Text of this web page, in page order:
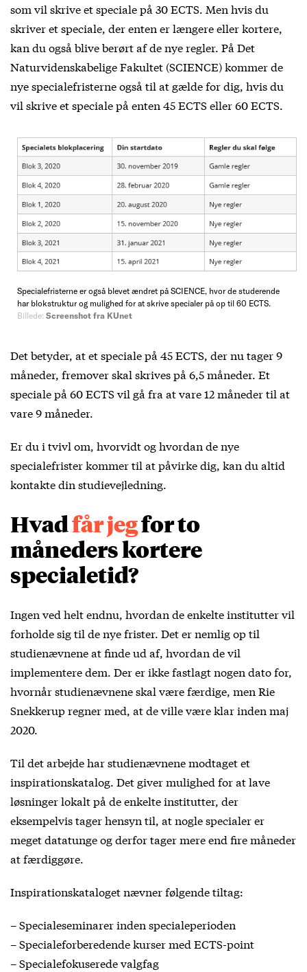
som vil skrive et speciale på 30 ECTS. Men hvis du
skriver et speciale, der enten er længere eller kortere,
kan du også blive berørt af de nye regler. På Det
Naturvidenskabelige Fakultet (SCIENCE) kommer de
nye specialefristerne også til at gælde for dig, hvis du
vil skrive et speciale på enten 45 ECTS eller 60 ECTS.
Specialefristerne er også blevet ændret på SCIENCE, hvor de studerende
har blokstruktur og mulighed for at skrive specialer på op til 60 ECTS.
Billede: Screenshot fra KUnet
Det betyder, at et speciale på 45 ECTS, der nu tager 9
måneder, fremover skal skrives på 6,5 måneder. Et
speciale på 60 ECTS vil gå fra at vare 12 måneder til at
vare 9 måneder.
Er du i tvivl om, hvorvidt og hvordan de nye
specialefrister kommer til at påvirke dig, kan du altid
kontakte din studievejledning.
Hvadfårjegfor to
måneders kortere
specialetid?
Ingen ved helt endnu, hvordan de enkelte institutter vil
forholde sig til de nye frister. Det er nemlig op til
studienævnene at finde ud af, hvordan de vil
implementere dem. Der er ikke fastlagt nogen dato for,
hvornår studienævnene skal være færdige, men Rie
Snekkerup regner med, at de ville være klar inden maj
2020.
Til det arbejde har studienævnene modtaget et
inspirationskatalog. Det giver mulighed for at lave
løsninger lokalt på de enkelte institutter, der
eksempelvis tager hensyn til, at nogle specialer er
meget datatunge og derfor tager mere end fire måneder
at færdiggøre.
Inspirationskataloget nævner følgende tiltag:
– Specialeseminarer inden specialeperioden
– Specialeforberedende kurser med ECTS-point
– Specialefokuserede valgfag